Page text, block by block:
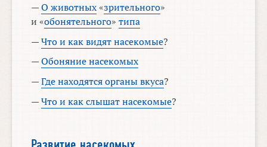
—О животных«зрительного»
и «обонятельного»типа
—Что и как видят насекомые?
—Обоняние насекомых
—Где находятся органы вкуса?
—Что и как слышат насекомые?